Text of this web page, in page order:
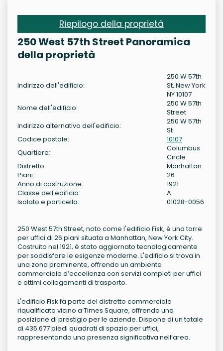
Riepilogo della proprietà
250 West 57th Street Panoramica
della proprietà
Indirizzo dell'edificio:
250 W 57th
St, New York
NY 10107
Nome dell'edificio:
250 W 57th
Street
Indirizzo alternativo dell'edificio:
250 W 57th
St
Codice postale:
10107
Quartiere:
Columbus
Circle
Distretto:
Manhattan
Piani:
26
Anno di costruzione:
1921
Classe dell'edificio:
A
Isolato e particella:
01028-0056
250 West 57th Street, noto come l'edificio Fisk, è una torre
per uffici di 26 piani situata a Manhattan, New York City.
Costruito nel 1921, è stato aggiornato tecnologicamente
per soddisfare le esigenze moderne. L'edificio si trova in
una zona prominente, offrendo un ambiente
commerciale d’eccellenza con servizi completi per uffici
e ottimi collegamenti di trasporto.
L'edificio Fisk fa parte del distretto commerciale
riqualificato vicino a Times Square, offrendo una
posizione di prestigio per le aziende. Dispone di un totale
di 435.677 piedi quadrati di spazio per uffici,
rappresentando una presenza significativa nell’area.